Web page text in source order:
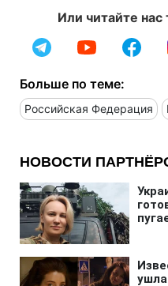
Или читайте нас
Больше по теме:
Российская Федерация